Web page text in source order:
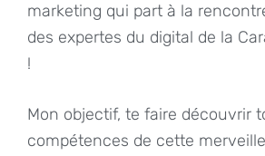
marketing qui part à la
des expertes du digital de la
!
Mon objectif, te faire découvrir
compétences de cette